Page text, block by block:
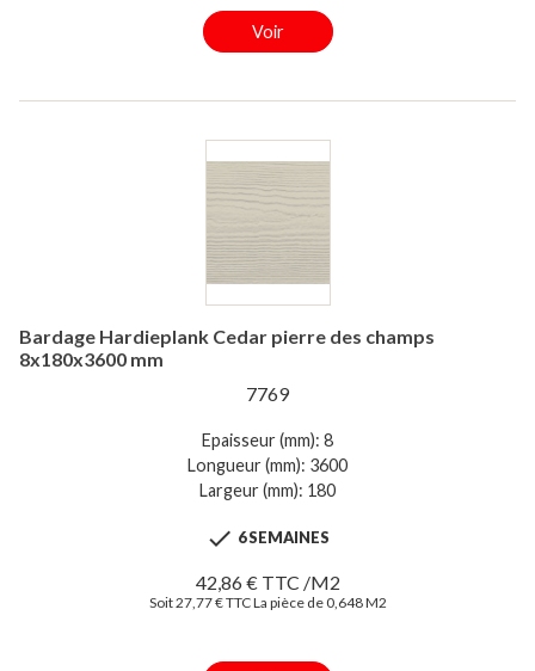
Voir
Bardage Hardieplank Cedar pierre des champs
8x180x3600 mm
7769
Epaisseur (mm): 8
Longueur (mm): 3600
Largeur (mm): 180
 6 SEMAINES
42,86 € TTC /M2
Soit 27,77 € TTC La pièce de 0,648 M2